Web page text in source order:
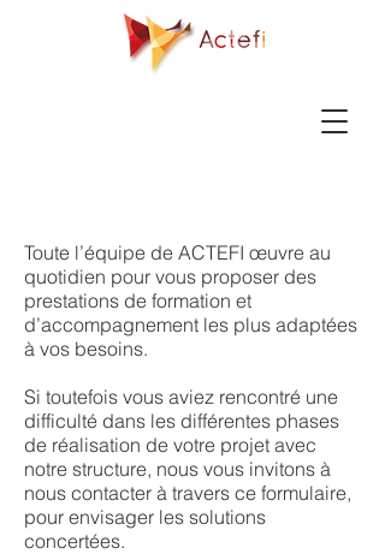
Toute l’équipe de ACTEFI œuvre au
quotidien pour vous proposer des
prestations de formation et
d’accompagnement les plus adaptées
à vos besoins.
Si toutefois vous aviez rencontré une
difficulté dans les différentes phases
de réalisation de votre projet avec
notre structure, nous vous invitons à
nous contacter à travers ce formulaire,
pour envisager les solutions
concertées.